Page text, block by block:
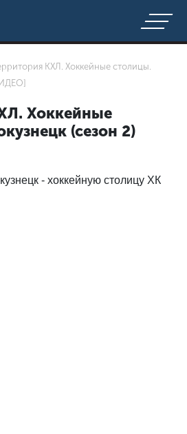
КХЛ. Хоккейные столицы.
Хоккейные
(сезон 2)
- хоккейную столицу ХК